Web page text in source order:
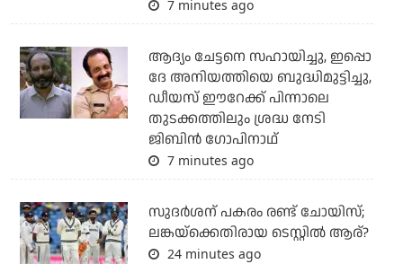
7 minutes ago
ആദ്യം ചേട്ടനെ സഹായിച്ചു, ഇപ്പൊ
ദേ അനിയത്തിയെ ബുദ്ധിമുട്ടിച്ചു,
ഡീയസ് ഈറേക്ക് പിന്നാലെ
തുടക്കത്തിലും ശ്രദ്ധ നേടി
ജിബിന്‍ ഗോപിനാഥ്
7 minutes ago
സുദര്‍ശന് പകരം രണ്ട് ചോയിസ്;
ലങ്കയ്‌ക്കെതിരായ ടെസ്റ്റില്‍ ആര്?
24 minutes ago